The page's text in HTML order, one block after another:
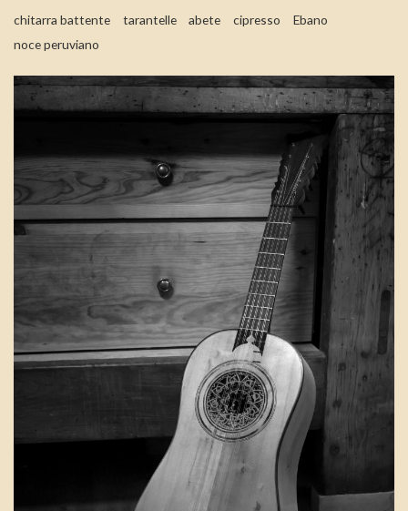
chitarra battente tarantelle abete cipresso
Ebano
noce peruviano